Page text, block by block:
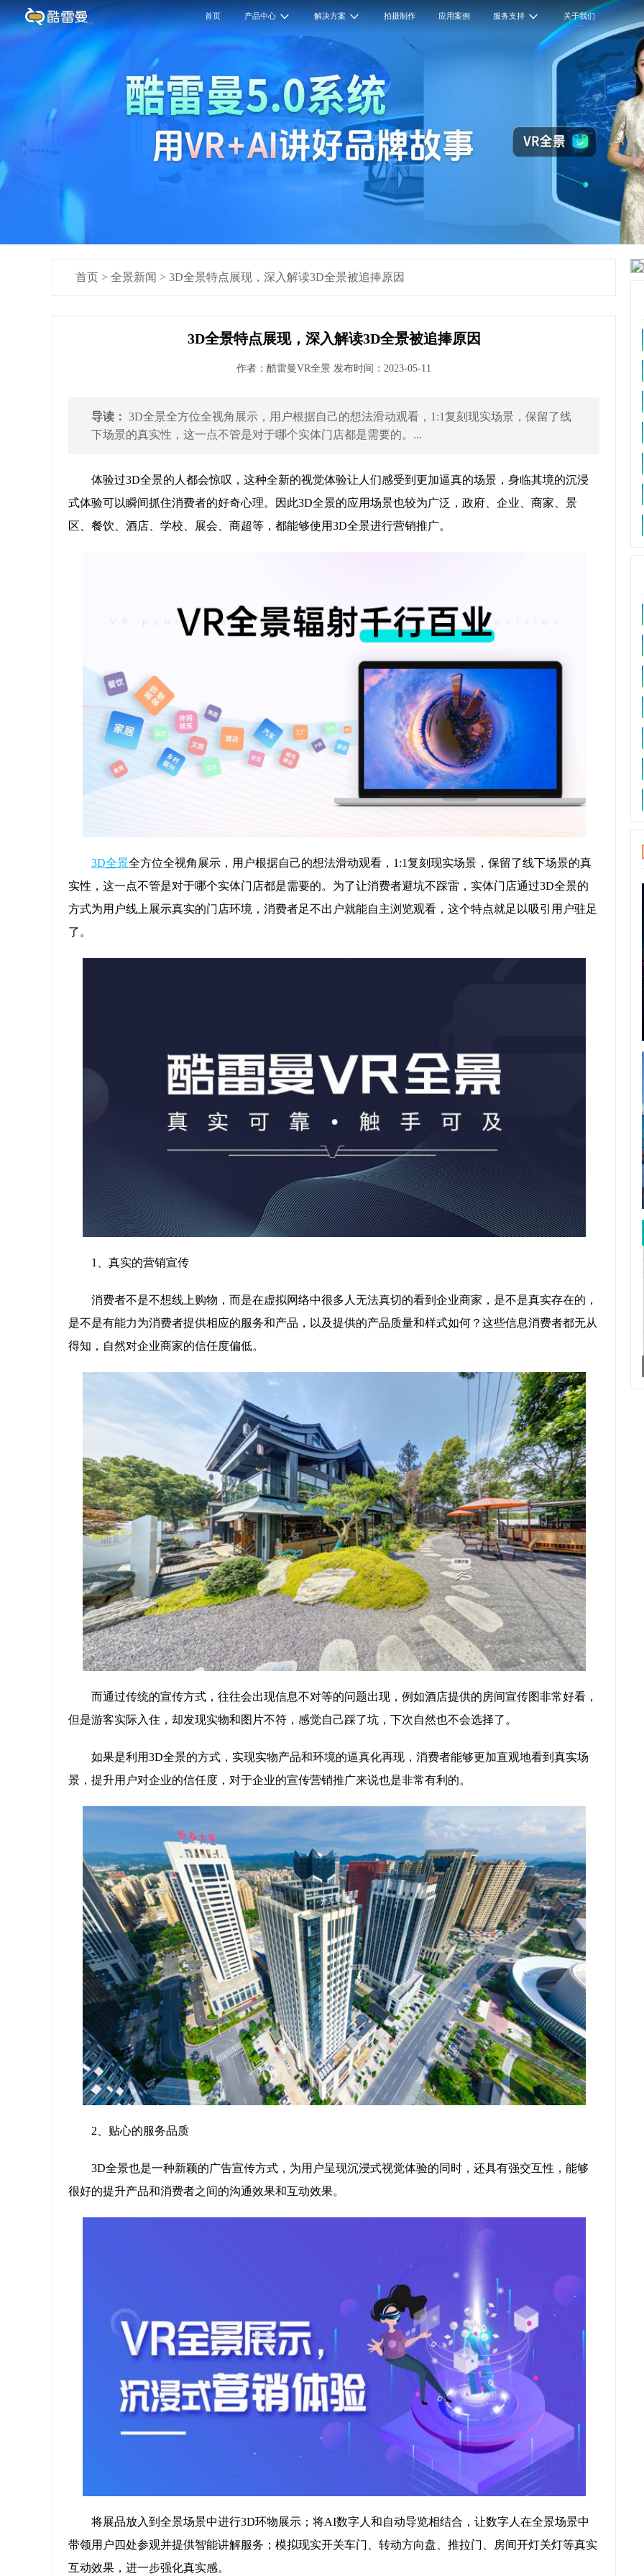
首页 产品中心 解决方案 拍摄制作 应用案例 服务支持 关于我们
首页 > 全景新闻 > 3D全景特点展现，深入解读3D全景被追捧原因
3D全景特点展现，深入解读3D全景被追捧原因
作者：酷雷曼VR全景 发布时间：2023-05-11
导读： 3D全景全方位全视角展示，用户根据自己的想法滑动观看，1:1复刻现实场景，保留了线
下场景的真实性，这一点不管是对于哪个实体门店都是需要的。...
体验过3D全景的人都会惊叹，这种全新的视觉体验让人们感受到更加逼真的场景，身临其境的沉浸
式体验可以瞬间抓住消费者的好奇心理。因此3D全景的应用场景也较为广泛，政府、企业、商家、景
区、餐饮、酒店、学校、展会、商超等，都能够使用3D全景进行营销推广。
3D全景全方位全视角展示，用户根据自己的想法滑动观看，1:1复刻现实场景，保留了线下场景的真
实性，这一点不管是对于哪个实体门店都是需要的。为了让消费者避坑不踩雷，实体门店通过3D全景的
方式为用户线上展示真实的门店环境，消费者足不出户就能自主浏览观看，这个特点就足以吸引用户驻足
了。
1、真实的营销宣传
消费者不是不想线上购物，而是在虚拟网络中很多人无法真切的看到企业商家，是不是真实存在的，
是不是有能力为消费者提供相应的服务和产品，以及提供的产品质量和样式如何？这些信息消费者都无从
得知，自然对企业商家的信任度偏低。
而通过传统的宣传方式，往往会出现信息不对等的问题出现，例如酒店提供的房间宣传图非常好看，
但是游客实际入住，却发现实物和图片不符，感觉自己踩了坑，下次自然也不会选择了。
如果是利用3D全景的方式，实现实物产品和环境的逼真化再现，消费者能够更加直观地看到真实场
景，提升用户对企业的信任度，对于企业的宣传营销推广来说也是非常有利的。
2、贴心的服务品质
3D全景也是一种新颖的广告宣传方式，为用户呈现沉浸式视觉体验的同时，还具有强交互性，能够
很好的提升产品和消费者之间的沟通效果和互动效果。
将展品放入到全景场景中进行3D环物展示；将AI数字人和自动导览相结合，让数字人在全景场景中
带领用户四处参观并提供智能讲解服务；模拟现实开关车门、转动方向盘、推拉门、房间开灯关灯等真实
互动效果，进一步强化真实感。